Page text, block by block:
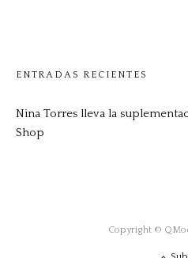
ENTRADAS RECIENTES
Nina Torres lleva la
Shop
Copyright ©